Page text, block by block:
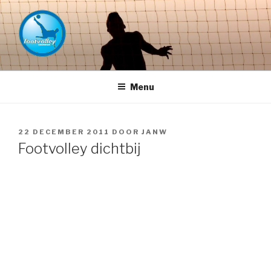
Naar
de
inhoud
springen
FOOTVOLLEY GRONINGEN –
THE HOME OF PETACCHI'S
Menu
GEPLAATST
OP
22 DECEMBER 2011 DOOR JANW
Footvolley dichtbij